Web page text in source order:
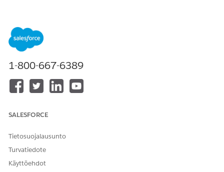
RATKAISIKO TÄMÄ ARTIKKELI ONGELMASI?
1-800-667-6389
SALESFORCE
Tietosuojalausunto
Turvatiedote
Käyttöehdot